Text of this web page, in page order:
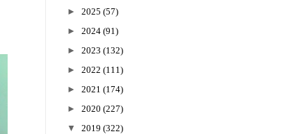
► 2025 (57)
► 2024 (91)
► 2023 (132)
► 2022 (111)
► 2021 (174)
► 2020 (227)
▼
2019 (322)